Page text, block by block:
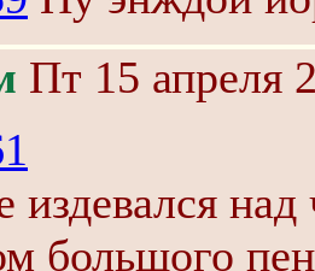
Пт 15 апреля
большого